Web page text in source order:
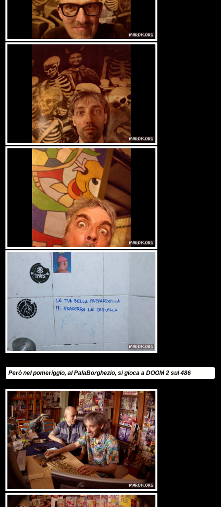
Però nel pomeriggio, al PalaBorghezio, si gioca a DOOM 2 sul 486